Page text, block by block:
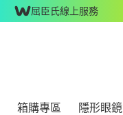
屈臣氏線上服務
箱購專區 隱形眼鏡